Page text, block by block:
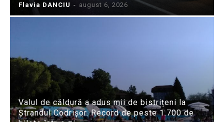
Flavia DANCIU - august 6, 2026
Valul de căldură a adus mii de bistrițeni la
Ștrandul Codrișor. Record de peste 1.700 de